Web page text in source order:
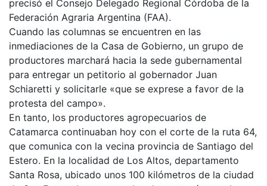
precisó el Consejo Delegado Regional Córdoba de la
Federación Agraria Argentina (FAA).
Cuando las columnas se encuentren en las
inmediaciones de la Casa de Gobierno, un grupo de
productores marchará hacia la sede gubernamental
para entregar un petitorio al gobernador Juan
Schiaretti y solicitarle «que se exprese a favor de la
protesta del campo».
En tanto, los productores agropecuarios de
Catamarca continuaban hoy con el corte de la ruta 64,
que comunica con la vecina provincia de Santiago del
Estero. En la localidad de Los Altos, departamento
Santa Rosa, ubicado unos 100 kilómetros de la ciudad